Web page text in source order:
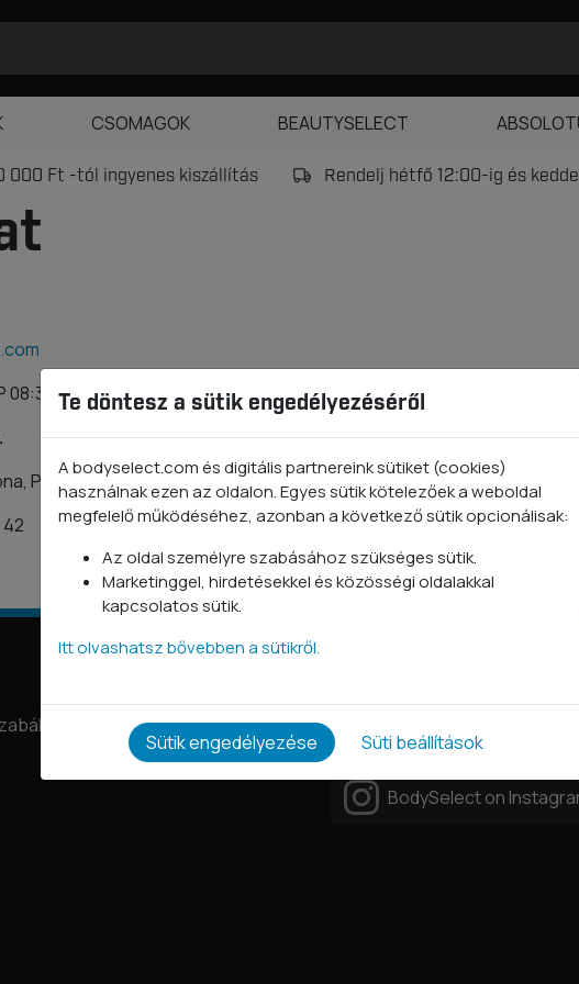
000 Ft -tól ingyenes kiszállítás Rendelj hétfő 12:00-ig és
08:30-15:00)
Pinkerét
CSOMAGOK BEAUTYSELECT
2026
BodySelect on
BodySelect on
Te döntesz a sütik engedélyezéséről
A bodyselect.com és digitális partnereink sütiket (cookies)
használnak ezen az oldalon. Egyes sütik kötelezőek a weboldal
megfelelő működéséhez, azonban a következő sütik opcionálisak:
Az oldal személyre szabásához szükséges sütik.
Marketinggel, hirdetésekkel és közösségi oldalakkal
kapcsolatos sütik.
Itt olvashatsz bővebben a sütikről.
Sütik engedélyezése Süti beállítások